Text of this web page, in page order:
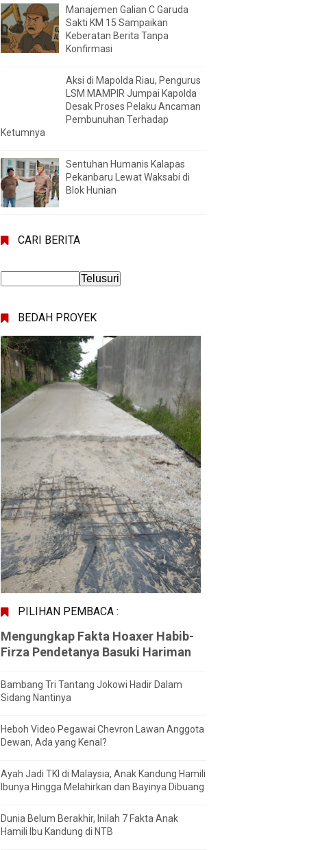
Manajemen Galian C Garuda
Sakti KM 15 Sampaikan
Keberatan Berita Tanpa
Konfirmasi
Aksi di Mapolda Riau, Pengurus
LSM MAMPIR Jumpai Kapolda
Desak Proses Pelaku Ancaman
Pembunuhan Terhadap
Ketumnya
Sentuhan Humanis Kalapas
Pekanbaru Lewat Waksabi di
Blok Hunian
CARI BERITA
BEDAH PROYEK
PILIHAN PEMBACA :
Mengungkap Fakta Hoaxer Habib-
Firza Pendetanya Basuki Hariman
Bambang Tri Tantang Jokowi Hadir Dalam
Sidang Nantinya
Heboh Video Pegawai Chevron Lawan Anggota
Dewan, Ada yang Kenal?
Ayah Jadi TKI di Malaysia, Anak Kandung Hamili
Ibunya Hingga Melahirkan dan Bayinya Dibuang
Dunia Belum Berakhir, Inilah 7 Fakta Anak
Hamili Ibu Kandung di NTB